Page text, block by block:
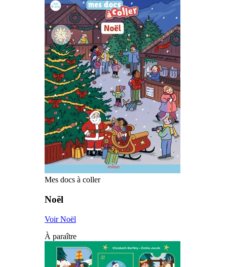
Mes docs à coller
Noël
Voir Noël
À paraître